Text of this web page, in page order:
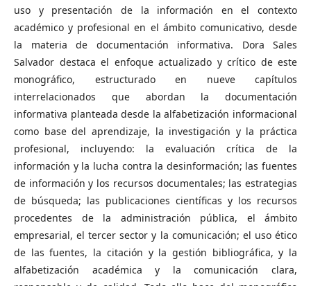
uso y presentación de la información en el contexto
académico y profesional en el ámbito comunicativo, desde
la materia de documentación informativa. Dora Sales
Salvador destaca el enfoque actualizado y crítico de este
monográfico, estructurado en nueve capítulos
interrelacionados que abordan la documentación
informativa planteada desde la alfabetización informacional
como base del aprendizaje, la investigación y la práctica
profesional, incluyendo: la evaluación crítica de la
información y la lucha contra la desinformación; las fuentes
de información y los recursos documentales; las estrategias
de búsqueda; las publicaciones científicas y los recursos
procedentes de la administración pública, el ámbito
empresarial, el tercer sector y la comunicación; el uso ético
de las fuentes, la citación y la gestión bibliográfica, y la
alfabetización académica y la comunicación clara,